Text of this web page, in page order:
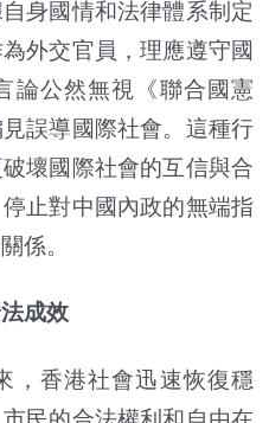
身國情和法律體系制定
外交官員，理應遵守國
論公然無視《聯合國憲
誤導國際社會。這種行
壞國際社會的互信與合
止對中國內政的無端指
係。
成效
香港社會迅速恢復穩